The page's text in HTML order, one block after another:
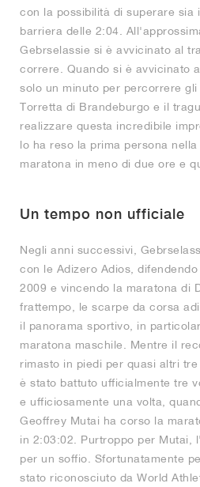
con la possibilità di superare sia
barriera delle 2:04.
Gebrselassie si è avvicinato al
correre. Quando si è avvicinato
solo un minuto per percorrere
Torretta di Brandeburgo e il
realizzare questa incredibile
lo ha reso la prima persona
maratona in meno di due ore e
Un tempo non ufficiale
Negli anni successivi,
con le Adizero Adios,
2009 e vincendo la maratona di
frattempo, le scarpe da corsa
il panorama sportivo, in
maratona maschile. Mentre il
rimasto in piedi per quasi altri
è stato battuto ufficialmente tre
e ufficiosamente una volta,
Geoffrey Mutai ha corso la
in 2:03:02. Purtroppo per Mutai,
per un soffio. Sfortunatamente
stato riconosciuto da World